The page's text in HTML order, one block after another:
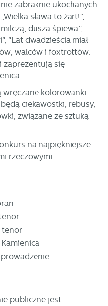
zabraknie ukochanych
sława to żart!”,
dusza śpiewa”,
"Lat dwadzieścia miał
walców i foxtrottów.
zaprezentują się
wręczane kolorowanki
ciekawostki, rebusy,
związane ze sztuką
na najpiękniejsze
rzeczowymi.
tenor
publiczne jest
mogą pojawić się na
firm będących naszymi
usług. Firmy te działają
nasze treści w
mediów